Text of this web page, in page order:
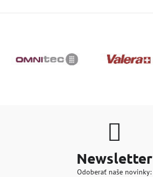
Newsletter
Odoberať naše novinky: